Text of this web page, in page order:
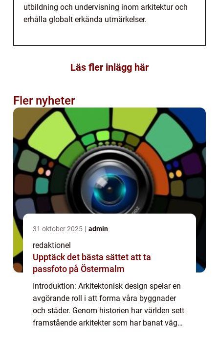
utbildning och undervisning inom arkitektur och
erhålla globalt erkända utmärkelser.
Läs fler inlägg här
Fler nyheter
31 oktober 2025 admin
redaktionel
Upptäck det bästa sättet att ta
passfoto på Östermalm
Introduktion: Arkitektonisk design spelar en
avgörande roll i att forma våra byggnader
och städer. Genom historien har världen sett
framstående arkitekter som har banat väg